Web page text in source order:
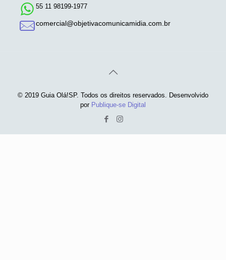
55 11 98199-1977
comercial@objetivacomunicamidia.com.br
© 2019 Guia Olá!SP. Todos os direitos reservados. Desenvolvido
por Publique-se Digital